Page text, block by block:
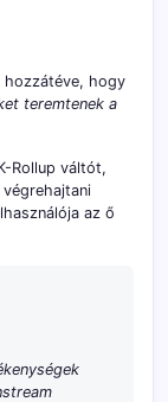
hozzátéve, hogy
teremtenek a
Rollup váltót,
az ő